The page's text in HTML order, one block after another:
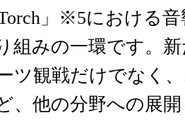
」※5における
組みの一環です。
ツ観戦だけでなく
、他の分野への展